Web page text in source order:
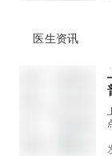
医生资讯